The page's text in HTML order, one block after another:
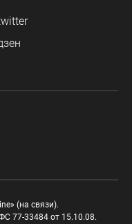
(на связи).
77-33484 от 15.10.08.